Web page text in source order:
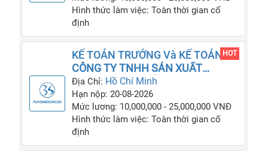
Hình thức làm việc: Toàn thời gian cố
định
KẾ TOÁN TRƯỞNG Và KẾ TOÁN
VIÊN
CÔNG TY TNHH SẢN XUẤT
OLYMPIC PRO VIỆT NAM
Địa Chỉ: Hồ Chí Minh
Hạn nộp: 20-08-2026
Mức lương: 10,000,000 - 25,000,000 VNĐ
Hình thức làm việc: Toàn thời gian cố
định
HOT